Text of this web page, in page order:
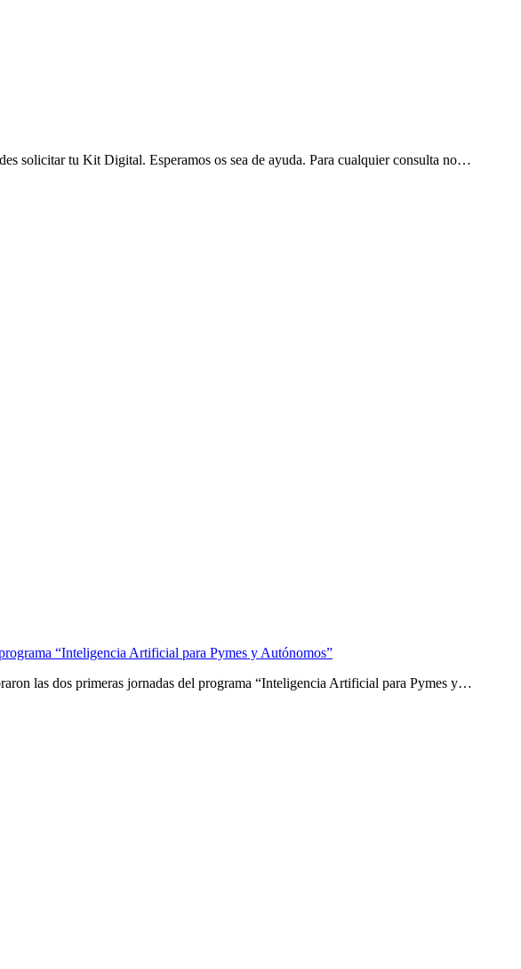
solicitar tu Kit Digital. Esperamos os sea de ayuda. Para cualquier consulta no…
“Inteligencia Artificial para Pymes y Autónomos”
las dos primeras jornadas del programa “Inteligencia Artificial para Pymes y…